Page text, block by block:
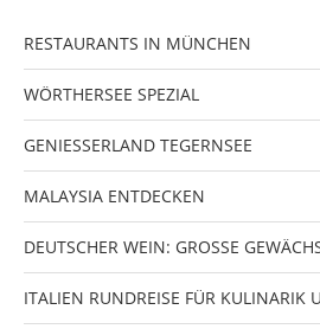
RESTAURANTS IN MÜNCHEN
WÖRTHERSEE SPEZIAL
GENIESSERLAND TEGERNSEE
MALAYSIA ENTDECKEN
DEUTSCHER WEIN: GROSSE
ITALIEN RUNDREISE FÜR KULINARIK